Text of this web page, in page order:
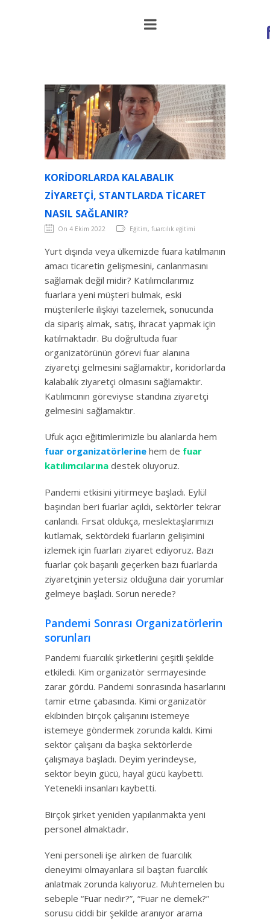
stantlarda ticaret nasıl sağlanır?
KORIDORLARDA KALABALIK
ZIYARETÇI, STANTLARDA TICARET
NASIL SAĞLANIR?
On 4 Ekim 2022 Eğitim, fuarcılık eğitimi
Yurt dışında veya ülkemizde fuara katılmanın
amacı ticaretin gelişmesini, canlanmasını
sağlamak değil midir? Katılımcılarımız
fuarlara yeni müşteri bulmak, eski
müşterilerle ilişkiyi tazelemek, sonucunda
da sipariş almak, satış, ihracat yapmak için
katılmaktadır. Bu doğrultuda fuar
organizatörünün görevi fuar alanına
ziyaretçi gelmesini sağlamaktır, koridorlarda
kalabalık ziyaretçi olmasını sağlamaktır.
Katılımcının göreviyse standına ziyaretçi
gelmesini sağlamaktır.
Ufuk açıcı eğitimlerimizle bu alanlarda hem
fuar organizatörlerine hem de fuar
katılımcılarına destek oluyoruz.
Pandemi etkisini yitirmeye başladı. Eylül
başından beri fuarlar açıldı, sektörler tekrar
canlandı. Fırsat oldukça, meslektaşlarımızı
kutlamak, sektördeki fuarların gelişimini
izlemek için fuarları ziyaret ediyoruz. Bazı
fuarlar çok başarılı geçerken bazı fuarlarda
ziyaretçinin yetersiz olduğuna dair yorumlar
gelmeye başladı. Sorun nerede?
Pandemi Sonrası Organizatörlerin
sorunları
Pandemi fuarcılık şirketlerini çeşitli şekilde
etkiledi. Kim organizatör sermayesinde
zarar gördü. Pandemi sonrasında hasarlarını
tamir etme çabasında. Kimi organizatör
ekibinden birçok çalışanını istemeye
istemeye göndermek zorunda kaldı. Kimi
sektör çalışanı da başka sektörlerde
çalışmaya başladı. Deyim yerindeyse,
sektör beyin gücü, hayal gücü kaybetti.
Yetenekli insanları kaybetti.
Birçok şirket yeniden yapılanmakta yeni
personel almaktadır.
Yeni personeli işe alırken de fuarcılık
deneyimi olmayanlara sil baştan fuarcılık
anlatmak zorunda kalıyoruz. Muhtemelen bu
sebeple “Fuar nedir?”, “Fuar ne demek?”
sorusu ciddi bir şekilde aranıyor arama